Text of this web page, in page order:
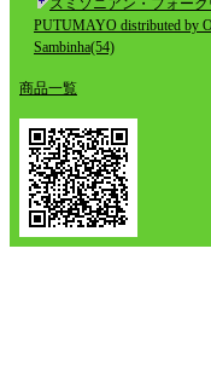
スミソニアン・フォー
PUTUMAYO distributed by
Sambinha(54)
商品一覧